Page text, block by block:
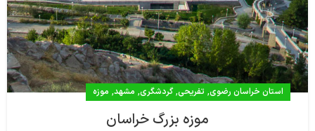
استان خراسان رضوی, تفریحی,گردشگری, مشهد, موزه
موزه بزرگ خراسان